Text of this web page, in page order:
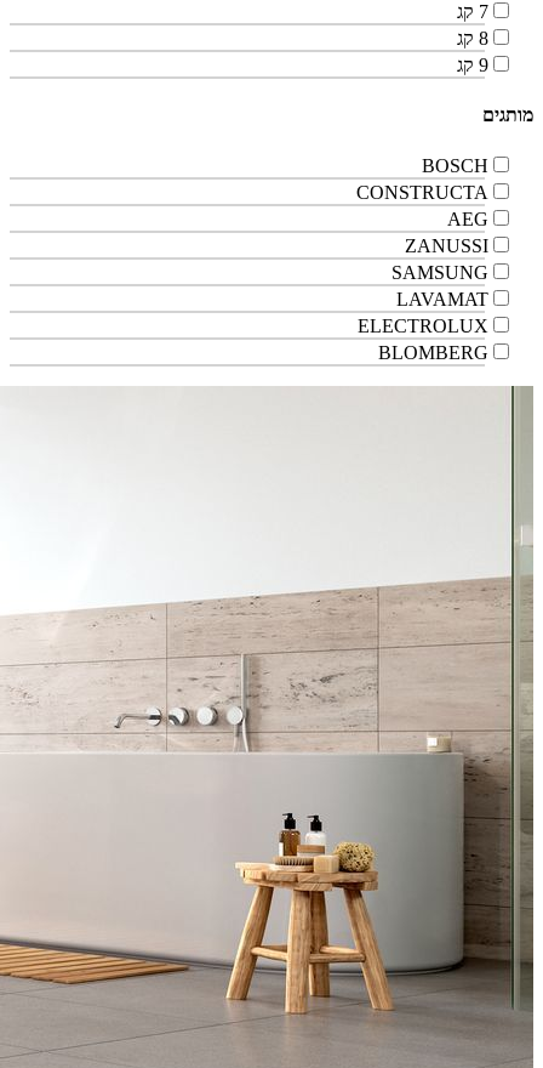
7 קג
8 קג
9 קג
מותגים
BOSCH
CONSTRUCTA
AEG
ZANUSSI
SAMSUNG
LAVAMAT
ELECTROLUX
BLOMBERG